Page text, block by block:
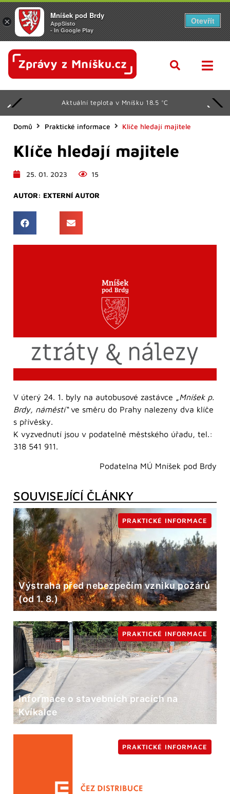
Aktuální teplota v Mníšku 18.5 °C
Domů Praktické informace Klíče hledají majitele
Klíče hledají majitele
25. 01. 2023 15
AUTOR: EXTERNÍ AUTOR
V úterý 24. 1. byly na autobusové zastávce „Mníšek p.
Brdy, náměstí“ve směru do Prahy nalezeny dva klíče
s přívěsky.
K vyzvednutí jsou v podatelně městského úřadu, tel.:
318 541 911.
Podatelna MÚ Mníšek pod Brdy
SOUVISEJÍCÍ ČLÁNKY
Výstraha před nebezpečím vzniku požárů
(od 1. 8.)
PRAKTICKÉ INFORMACE
Informace o stavebních pracích na
Kvíkalce
PRAKTICKÉ INFORMACE
PRAKTICKÉ INFORMACE
×
Mníšek pod Brdy
AppSisto
- In Google Play
Otevřít